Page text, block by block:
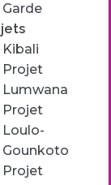
Garde
Kibali
Projet
Lumwana
Projet
Loulo-
Gounkoto
Projet